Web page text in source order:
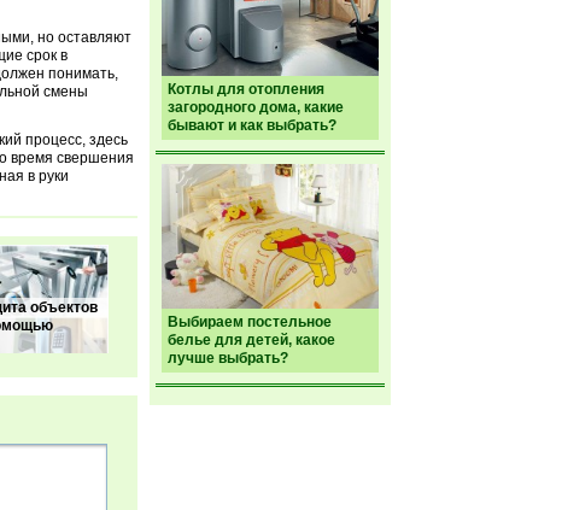
Котлы для отопления
загородного дома, какие
бывают и как выбрать?
Выбираем постельное
белье для детей, какое
лучше выбрать?
но оставляют
срок в
понимать,
смены
процесс, здесь
время свершения
в руки
объектов